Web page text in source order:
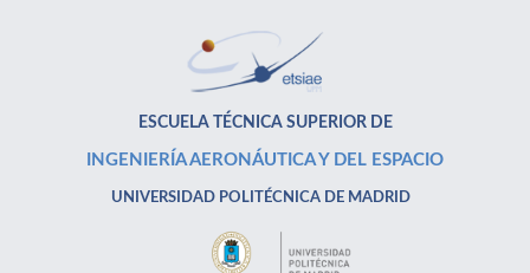
ESCUELA TÉCNICA SUPERIOR DE
INGENIERÍA AERONÁUTICA Y DEL ESPACIO
UNIVERSIDAD POLITÉCNICA DE MADRID